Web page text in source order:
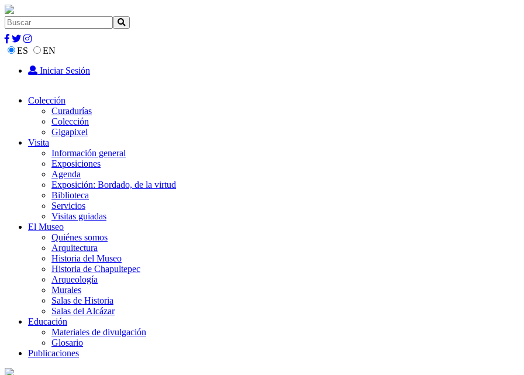
ES
EN
Iniciar Sesión
Colección
Curadurías
Colección
Gigapixel
Visita
Información general
Exposiciones
Agenda
Exposición: Bordado, de la virtud
Biblioteca
Servicios
Visitas guiadas
El Museo
Quiénes somos
Arquitectura
Historia del Museo
Historia de Chapultepec
Arqueología
Murales
Salas de Historia
Salas del Alcázar
Educación
Materiales de divulgación
Glosario
Publicaciones